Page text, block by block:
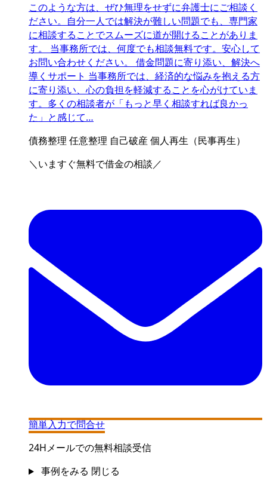
このような方は、ぜひ無理をせずに弁護士にご相談く
ださい。自分一人では解決が難しい問題でも、専門家
に相談することでスムーズに道が開けることがありま
す。 当事務所では、何度でも相談無料です。安心して
お問い合わせください。 借金問題に寄り添い、解決へ
導くサポート 当事務所では、経済的な悩みを抱える方
に寄り添い、心の負担を軽減することを心がけていま
す。多くの相談者が「もっと早く相談すれば良かっ
た」と感じて…
債務整理任意整理 自己破産個人再生（民事再生）
＼いますぐ無料で借金の相談／
簡単入力で問合せ
24Hメールでの無料相談受信
事例をみる 閉じる